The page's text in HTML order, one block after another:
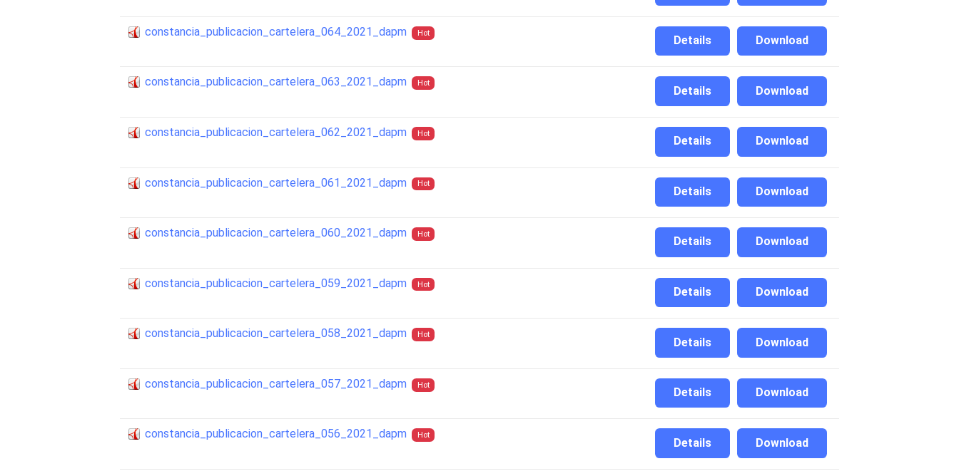
constancia_publicacion_cartelera_064_2021_dapm Hot
Download
Details
constancia_publicacion_cartelera_063_2021_dapm Hot
Download
Details
constancia_publicacion_cartelera_062_2021_dapm Hot
Download
Details
constancia_publicacion_cartelera_061_2021_dapm Hot
Download
Details
constancia_publicacion_cartelera_060_2021_dapm Hot
Download
Details
constancia_publicacion_cartelera_059_2021_dapm Hot
Download
Details
constancia_publicacion_cartelera_058_2021_dapm Hot
Download
Details
constancia_publicacion_cartelera_057_2021_dapm Hot
Download
Details
constancia_publicacion_cartelera_056_2021_dapm Hot
Download
Details